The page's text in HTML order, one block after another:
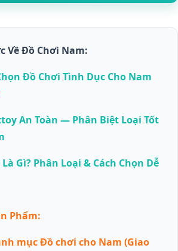
Về Đồ Chơi Nam:
Đồ Chơi Tình Dục Cho Nam
An Toàn — Phân Biệt Loại Tốt
Gì? Phân Loại & Cách Chọn Dễ
Phẩm:
mục Đồ chơi cho Nam (Giao